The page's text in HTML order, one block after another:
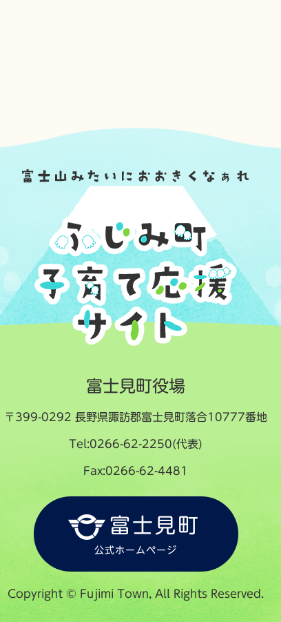
富士見町役場
〒399-0292 長野県諏訪郡富士見町落合10777番地
Tel:0266-62-2250(代表)
Fax:0266-62-4481
富士見町
公式ホームページ
Copyright © Fujimi Town, All Rights Reserved.